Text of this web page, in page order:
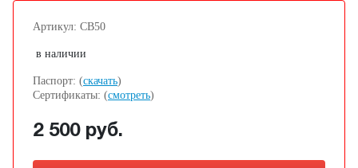
Артикул: СВ50
в наличии
Паспорт: (скачать)
Сертификаты: (смотреть)
2 500 руб.